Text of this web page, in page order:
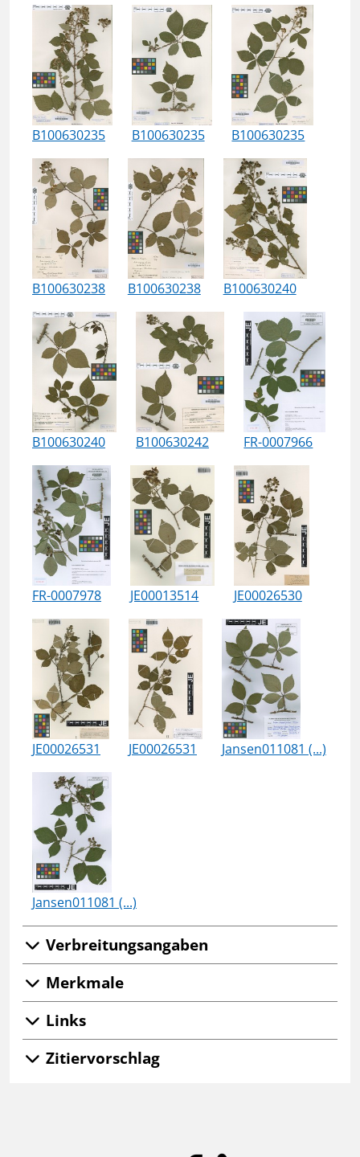
B100630235 B100630235 B100630235
B100630238 B100630238 B100630240
B100630240 B100630242 FR-0007966
FR-0007978 JE00013514 JE00026530
JE00026531 JE00026531 Jansen011081 (...)
Jansen011081 (...)
Verbreitungsangaben
Merkmale
Links
Zitiervorschlag